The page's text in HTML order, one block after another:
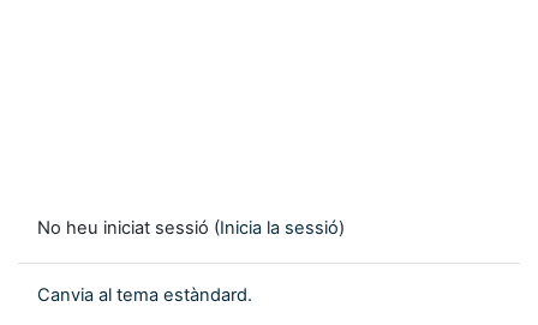
No heu iniciat sessió (Inicia la sessió)
Canvia al tema estàndard.